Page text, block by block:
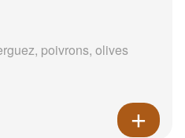
poivrons, olives